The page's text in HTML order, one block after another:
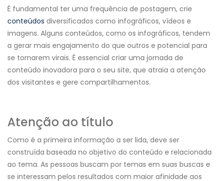
É fundamental ter uma frequência de postagem, crie
conteúdos diversificados como infográficos, vídeos e
imagens. Alguns conteúdos, como os infográficos, tendem
a gerar mais engajamento do que outros e potencial para
se tornarem virais. É essencial criar uma jornada de
conteúdo inovadora para o seu site, que atraia a atenção
dos visitantes e gere compartilhamentos.
Atenção ao título
Como é a primeira informação a ser lida, deve ser
construída baseada no objetivo do conteúdo e relacionada
ao tema. As pessoas buscam por temas em suas buscas e
se interessam pelos resultados com maior afinidade aos